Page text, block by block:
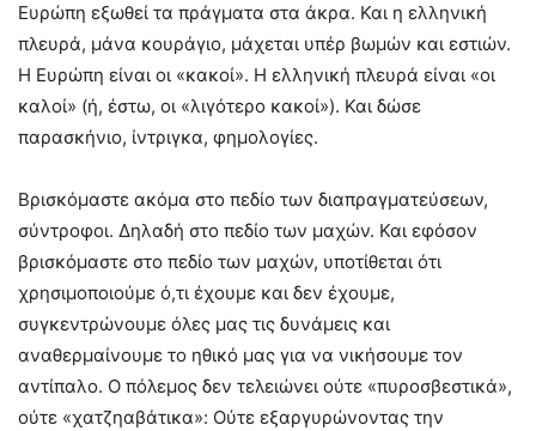
Ευρώπη εξωθεί τα πράγματα στα άκρα. Και η ελληνική
πλευρά, μάνα κουράγιο, μάχεται υπέρ βωμών και εστιών.
Η Ευρώπη είναι οι «κακοί». Η ελληνική πλευρά είναι «οι
καλοί» (ή, έστω, οι «λιγότερο κακοί»). Και δώσε
παρασκήνιο, ίντριγκα, φημολογίες.
Βρισκόμαστε ακόμα στο πεδίο των διαπραγματεύσεων,
σύντροφοι. Δηλαδή στο πεδίο των μαχών. Και εφόσον
βρισκόμαστε στο πεδίο των μαχών, υποτίθεται ότι
χρησιμοποιούμε ό,τι έχουμε και δεν έχουμε,
συγκεντρώνουμε όλες μας τις δυνάμεις και
αναθερμαίνουμε το ηθικό μας για να νικήσουμε τον
αντίπαλο. Ο πόλεμος δεν τελειώνει ούτε «πυροσβεστικά»,
ούτε «χατζηαβάτικα»: Oύτε εξαργυρώνοντας την